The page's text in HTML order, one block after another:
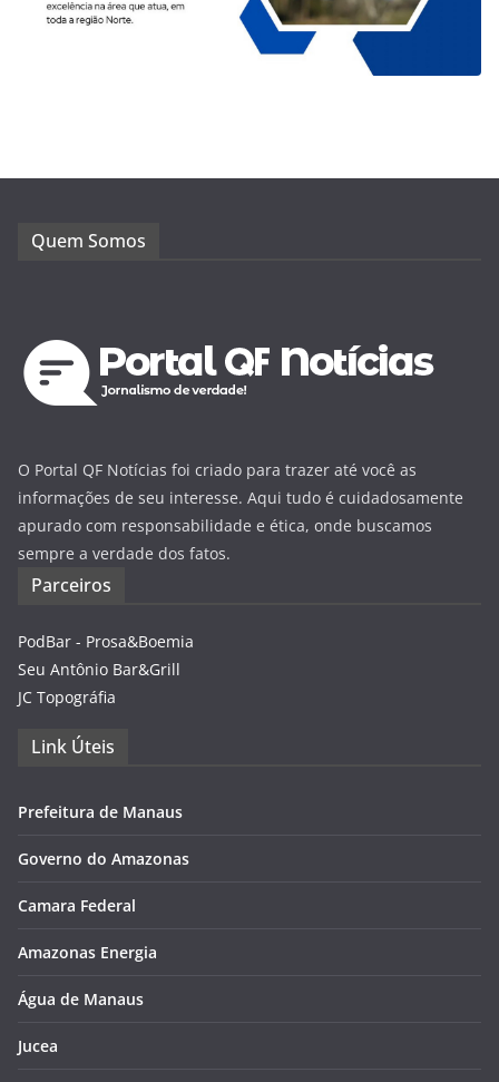
Quem Somos
O Portal QF Notícias foi criado para trazer até você as
informações de seu interesse. Aqui tudo é cuidadosamente
apurado com responsabilidade e ética, onde buscamos
sempre a verdade dos fatos.
Parceiros
PodBar - Prosa&Boemia
Seu Antônio Bar&Grill
JC Topográfia
Link Úteis
Prefeitura de Manaus
Governo do Amazonas
Camara Federal
Amazonas Energia
Água de Manaus
Jucea